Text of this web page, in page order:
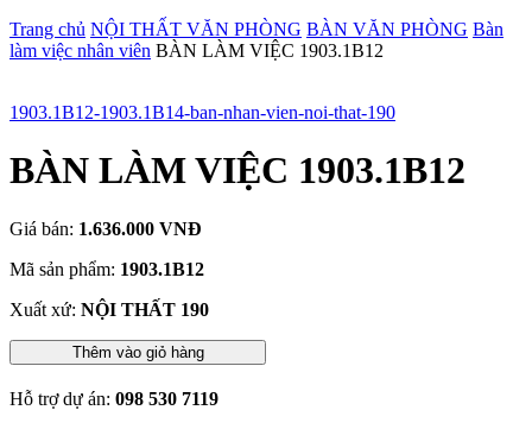
Trang chủ NỘI THẤT VĂN PHÒNG BÀN VĂN PHÒNG Bàn
làm việc nhân viên BÀN LÀM VIỆC 1903.1B12
1903.1B12-1903.1B14-ban-nhan-vien-noi-that-190
BÀN LÀM VIỆC 1903.1B12
Giá bán: 1.636.000 VNĐ
Mã sản phẩm: 1903.1B12
Xuất xứ: NỘI THẤT 190
Thêm vào giỏ hàng
Hỗ trợ dự án: 098 530 7119